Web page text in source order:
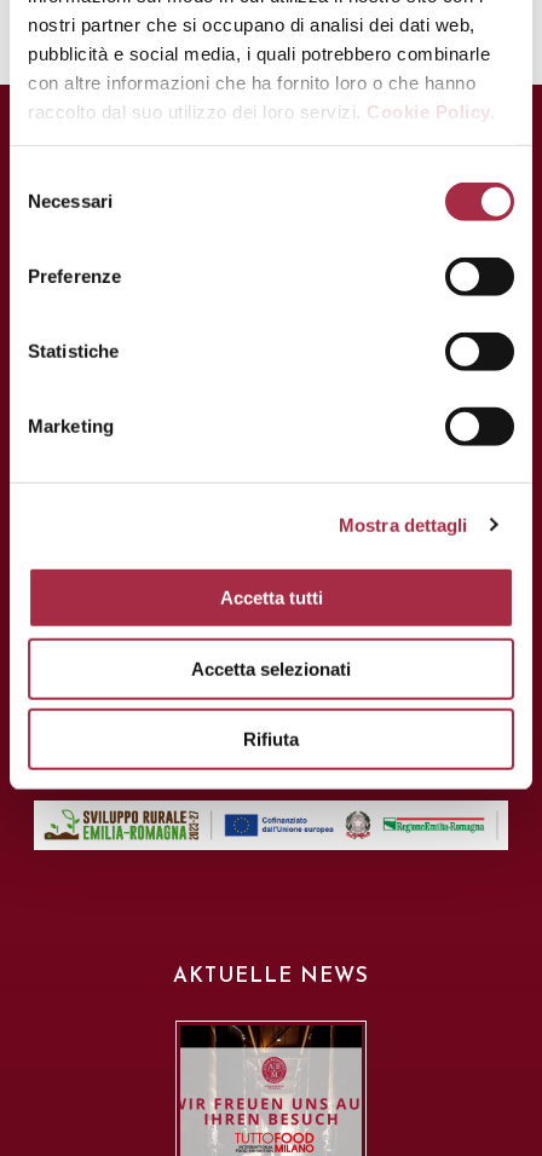
nostri partner che si occupano di analisi dei dati web,
pubblicità e social media, i quali potrebbero combinarle
con altre informazioni che ha fornito loro o che hanno
raccolto dal suo utilizzo dei loro servizi. Cookie Policy.
Necessari
Preferenze
Statistiche
Marketing
Mostra dettagli
Accetta tutti
Accetta selezionati
Rifiuta
Fax: +39 059 208623
info@consorziobalsamico
USt-Identifikationsnummer und
Steuernummer: 02163700368
AKTUELLE NEWS